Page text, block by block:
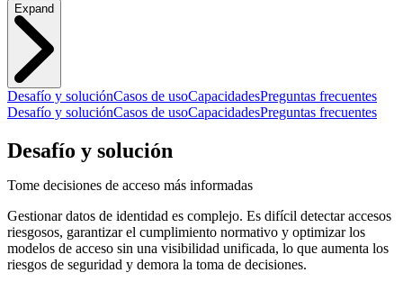
Expand
Desafío y soluciónCasos de usoCapacidadesPreguntas frecuentes
Desafío y soluciónCasos de usoCapacidadesPreguntas frecuentes
Desafío y solución
Tome decisiones de acceso más informadas
Gestionar datos de identidad es complejo. Es difícil detectar accesos
riesgosos, garantizar el cumplimiento normativo y optimizar los
modelos de acceso sin una visibilidad unificada, lo que aumenta los
riesgos de seguridad y demora la toma de decisiones.